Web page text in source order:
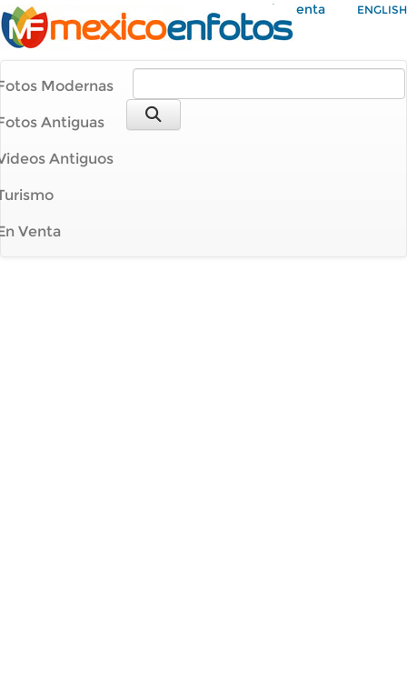
Mi Cuenta ENGLISH
Modernas
Antiguas
Antiguos
Venta